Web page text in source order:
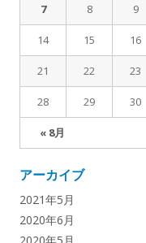
« 8月
7 8 9
14 15 16
21 22 23
28 29 30
アーカイブ
2021年5月
2020年6月